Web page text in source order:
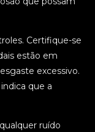
Certifique-se
estão em
excessivo.
que a
ruído